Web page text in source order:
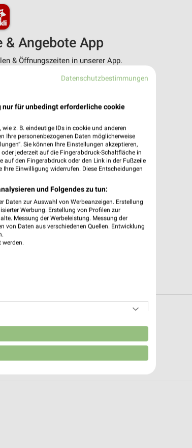
Angebote App
& Öffnungszeiten in unserer App.
bei neuen Prospekten
planen
laden oder QR-Code scannen.
Datenschutzbestimmungen
nur für unbedingt erforderliche cookie
z. B. eindeutige IDs in cookie und anderen
Ihre personenbezogenen Daten möglicherweise
Sie können Ihre Einstellungen akzeptieren,
jederzeit auf die Fingerabdruck-Schaltfläche in
auf den Fingerabdruck oder den Link in der Fußzeile
Ihre Einwilligung widerrufen. Diese Entscheidungen
und Folgendes zu tun:
Daten zur Auswahl von Werbeanzeigen. Erstellung
Werbung. Erstellung von Profilen zur
Messung der Werbeleistung. Messung der
Daten aus verschiedenen Quellen. Entwicklung
werden.